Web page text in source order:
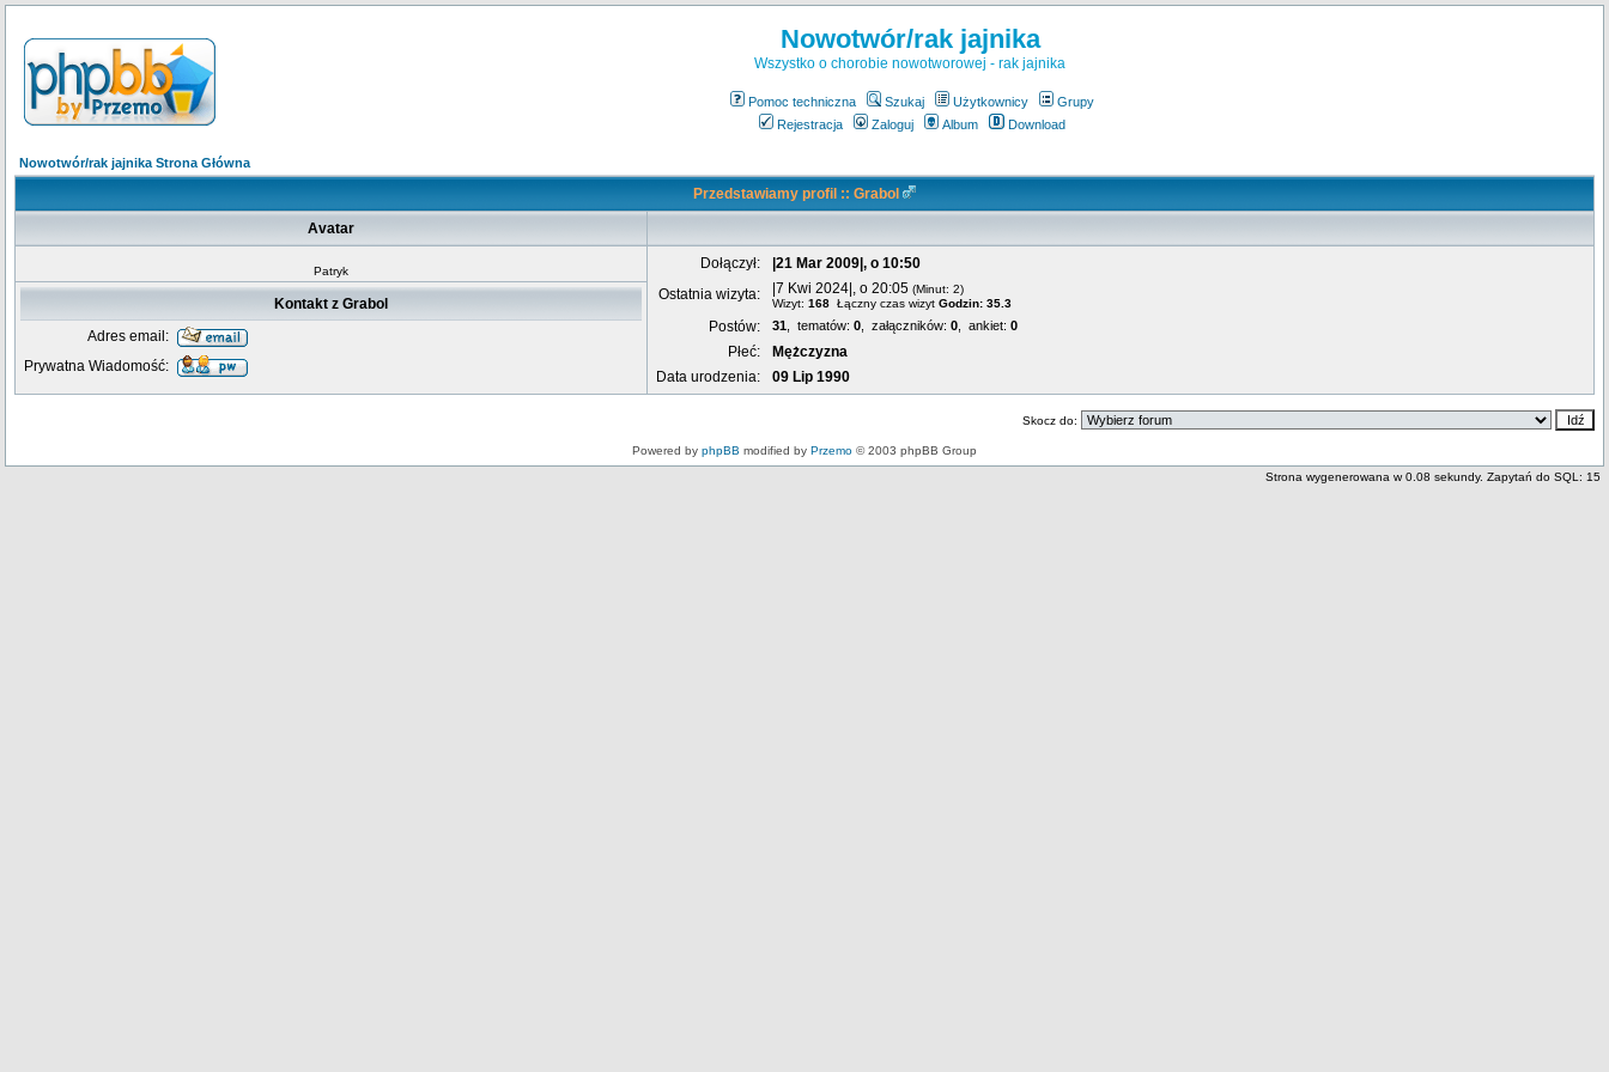
Nowotwór/rak jajnika
Wszystko o chorobie nowotworowej - rak jajnika
Pomoc techniczna Szukaj Użytkownicy
Grupy
Rejestracja
Zaloguj Album Download
Nowotwór/rak jajnika Strona Główna
Przedstawiamy profil :: Grabol
Avatar
Patryk Dołączył:
|21 Mar 2009|, o 10:50
Ostatnia wizyta:
|7 Kwi 2024|, o 20:05 (Minut: 2)
Wizyt: 168 Łączny czas wizyt Godzin: 35.3
Postów: 31 , tematów: 0 , załączników: 0 , ankiet: 0
Płeć:
Mężczyzna
Data urodzenia:
09 Lip 1990
Kontakt z Grabol
Adres email:
Prywatna Wiadomość:
Skocz do:
Powered by phpBB modified by Przemo © 2003 phpBB Group
Strona wygenerowana w 0.08 sekundy. Zapytań do SQL: 15